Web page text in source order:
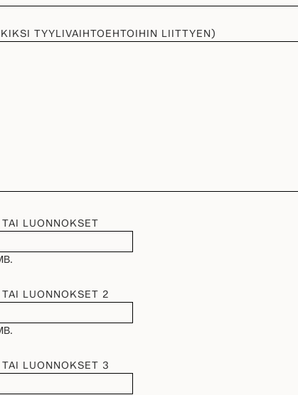
TYYLIVAIHTOEHTOIHIN LIITTYEN)
LUONNOKSET
LUONNOKSET 2
LUONNOKSET 3